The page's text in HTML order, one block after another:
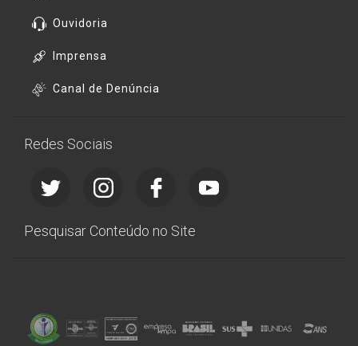
Ouvidoria
Imprensa
Canal de Denúncia
Redes Sociais
Pesquisar Conteúdo no Site